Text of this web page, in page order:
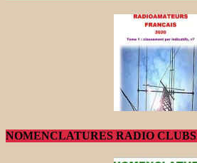
NOMENCLATURES RADIO CLUBS